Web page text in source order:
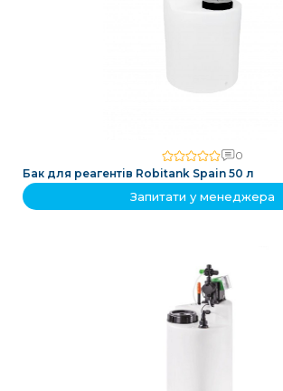
0
Бак для реагентів Robitank Spain 50 л
Запитати у менеджера